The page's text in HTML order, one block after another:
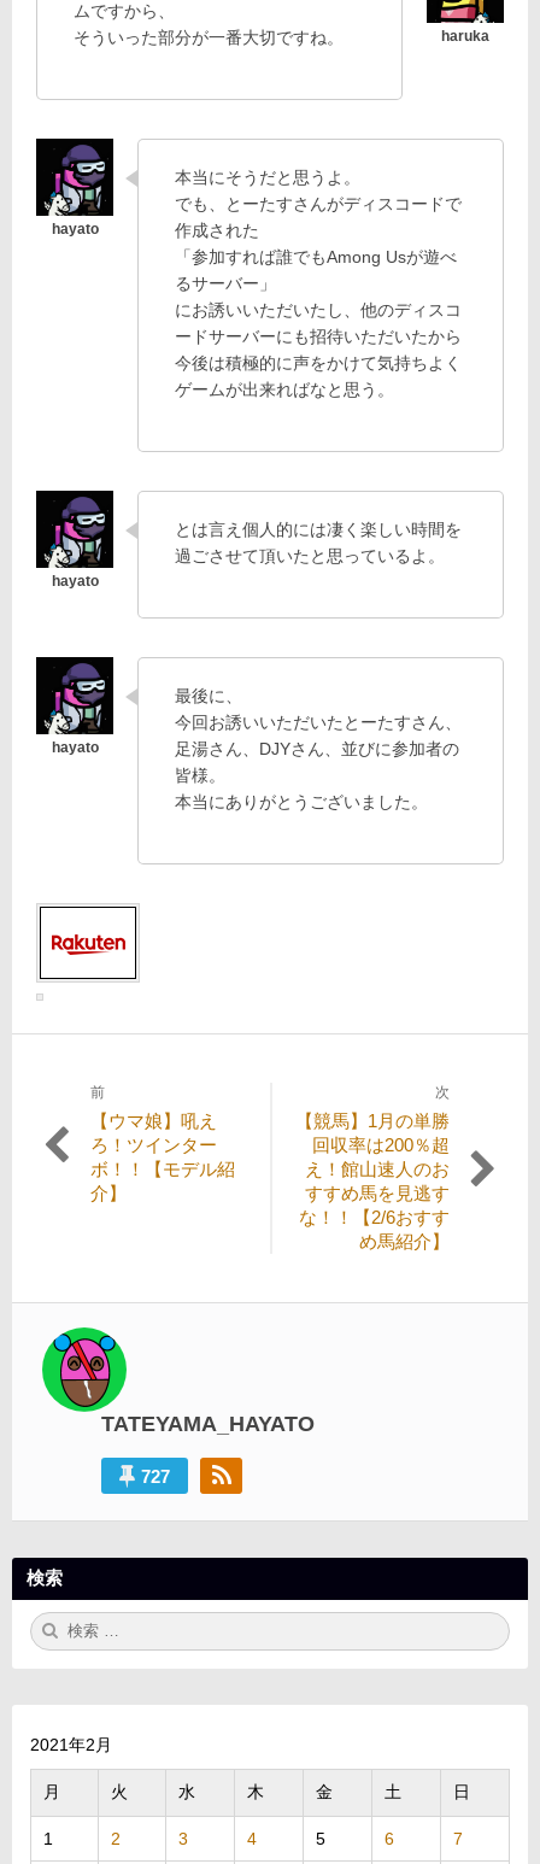
ムですから、
そういった部分が一番大切ですね。
本当にそうだと思うよ。
でも、とーたすさんがディスコードで
作成された
「参加すれば誰でもAmong Usが遊べ
るサーバー」
にお誘いいただいたし、他のディスコ
ードサーバーにも招待いただいたから
今後は積極的に声をかけて気持ちよく
ゲームが出来ればなと思う。
とは言え個人的には凄く楽しい時間を
過ごさせて頂いたと思っているよ。
最後に、
今回お誘いいただいたとーたすさん、
足湯さん、DJYさん、並びに参加者の
皆様。
本当にありがとうございました。
稿
シ
ョ
ン
前
過
去
の
投
【ウマ娘】吼え
ろ！ツインター
ボ！！【モデル紹
介】
次
稿:
【競馬】1月の単勝
回収率は200％超
え！館山速人のお
すすめ馬を見逃す
な！！【2/6おすす
め馬紹介】
TATEYAMA_HAYATO
727
検索
検
索:
2021年2月
月 火 水 木 金 土 日
1 2 3 4 5 6 7